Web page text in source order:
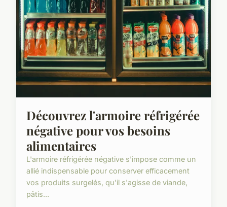
Découvrez l'armoire réfrigérée
négative pour vos besoins
alimentaires
L'armoire réfrigérée négative s'impose comme un
allié indispensable pour conserver efficacement
vos produits surgelés, qu'il s'agisse de viande,
pâtis...